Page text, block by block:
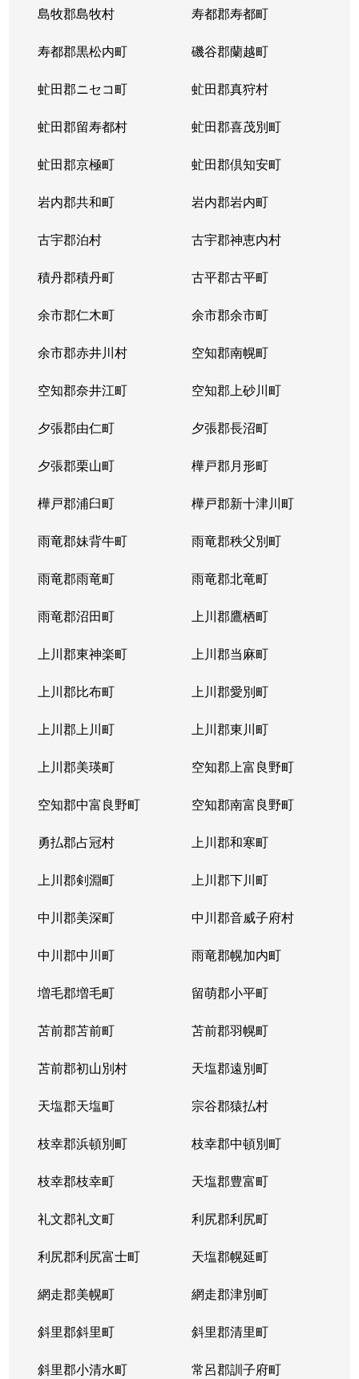
島牧郡島牧村 寿都郡寿都町
寿都郡黒松内町 磯谷郡蘭越町
虻田郡ニセコ町 虻田郡真狩村
虻田郡留寿都村 虻田郡喜茂別町
虻田郡京極町 虻田郡倶知安町
岩内郡共和町 岩内郡岩内町
古宇郡泊村 古宇郡神恵内村
積丹郡積丹町 古平郡古平町
余市郡仁木町 余市郡余市町
余市郡赤井川村 空知郡南幌町
空知郡奈井江町 空知郡上砂川町
夕張郡由仁町 夕張郡長沼町
夕張郡栗山町 樺戸郡月形町
樺戸郡浦臼町 樺戸郡新十津川町
雨竜郡妹背牛町 雨竜郡秩父別町
雨竜郡雨竜町 雨竜郡北竜町
雨竜郡沼田町 上川郡鷹栖町
上川郡東神楽町 上川郡当麻町
上川郡比布町 上川郡愛別町
上川郡上川町 上川郡東川町
上川郡美瑛町 空知郡上富良野町
空知郡中富良野町 空知郡南富良野町
勇払郡占冠村 上川郡和寒町
上川郡剣淵町 上川郡下川町
中川郡美深町 中川郡音威子府村
中川郡中川町 雨竜郡幌加内町
増毛郡増毛町 留萌郡小平町
苫前郡苫前町 苫前郡羽幌町
苫前郡初山別村 天塩郡遠別町
天塩郡天塩町 宗谷郡猿払村
枝幸郡浜頓別町 枝幸郡中頓別町
枝幸郡枝幸町 天塩郡豊富町
礼文郡礼文町 利尻郡利尻町
利尻郡利尻富士町 天塩郡幌延町
網走郡美幌町 網走郡津別町
斜里郡斜里町 斜里郡清里町
斜里郡小清水町 常呂郡訓子府町